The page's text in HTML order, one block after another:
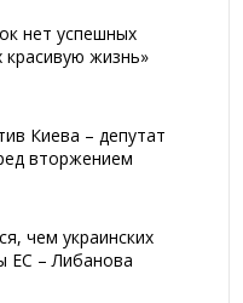
нет успешных
красивую жизнь»
Киева – депутат
вторжением
чем украинских
ЕС – Либанова